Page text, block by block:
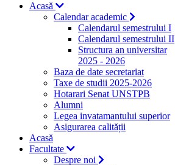
Acasă
Calendar academic
Calendarul semestrului I
Calendarul semestrului II
Structura an universitar
2025 - 2026
Baza de date secretariat
Taxe de studii 2025-2026
Hotarari Senat UNSTPB
Alumni
Legea invatamantului superior
Asigurarea calității
Acasă
Facultate
Despre noi